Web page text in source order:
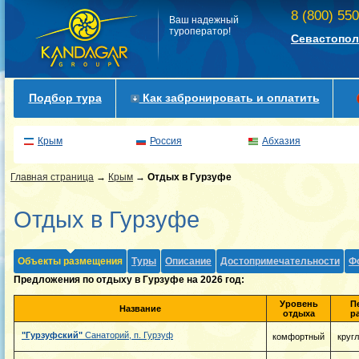
Ваш надежный
туроператор!
8 (800)
Подбор тура Как забронировать и оплатить
Крым Россия Абхазия
Главная страница → Крым → Отдых в Гурзуфе
Отдых в Гурзуфе
Объекты размещения Туры Описание Достопримечательности
Предложения по отдыху в Гурзуфе на 2026 год:
Название
Уровень
отдыха
"Гурзуфский" Санаторий, п. Гурзуф комфортный